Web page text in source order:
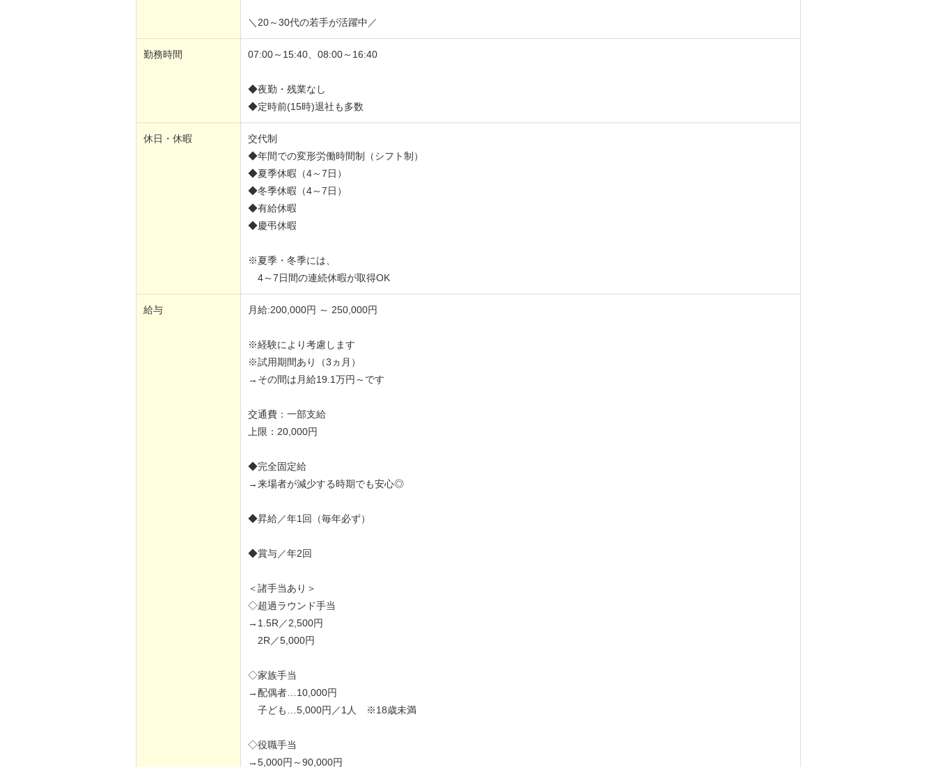
＼20～30代の若手が活躍中／
勤務時間 07:00～15:40、08:00～16:40
◆夜勤・残業なし
◆定時前(15時)退社も多数
休日・休暇
交代制
◆年間での変形労働時間制（シフト制）
◆夏季休暇（4～7日）
◆冬季休暇（4～7日）
◆有給休暇
◆慶弔休暇
※夏季・冬季には、
4～7日間の連続休暇が取得OK
給与 月給:200,000円 ～ 250,000円
※経験により考慮します
※試用期間あり（3ヵ月）
→その間は月給19.1万円～です
交通費：一部支給
上限：20,000円
◆完全固定給
→来場者が減少する時期でも安心◎
◆昇給／年1回（毎年必ず）
◆賞与／年2回
＜諸手当あり＞
◇超過ラウンド手当
→1.5R／2,500円
2R／5,000円
◇家族手当
→配偶者…10,000円
子ども…5,000円／1人 ※18歳未満
◇役職手当
→5,000円～90,000円